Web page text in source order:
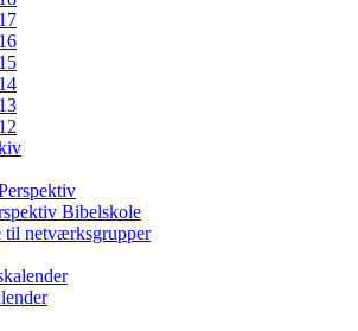
Bibelskole
til netværksgrupper